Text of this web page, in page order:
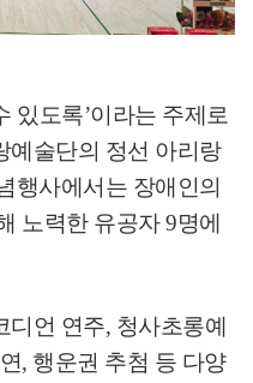
있도록’이라는 주제로
예술단의 정선 아리랑
행사에서는 장애인의
노력한 유공자9명에
디언 연주, 청사초롱예
, 행운권 추첨 등 다양